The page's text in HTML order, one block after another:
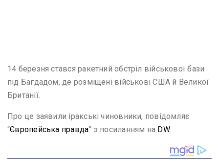
14 березня стався ракетний обстріл військової бази
під Багдадом, де розміщені військові США й Великої
Британії.
Про це заявили іракські чиновники, повідомляє
“Європейська правда” з посиланням на DW.